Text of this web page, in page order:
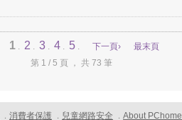
1 . 2 . 3 . 4 . 5 . 下一頁›
最末頁
第 1 / 5 頁 ， 共 73 筆
． 消費者保護 ． 兒童網路安全 ． About PChome